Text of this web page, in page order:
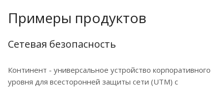
Примеры продуктов
Сетевая безопасность
Континент - универсальное устройство корпоративного
уровня для всесторонней защиты сети (UTM) с